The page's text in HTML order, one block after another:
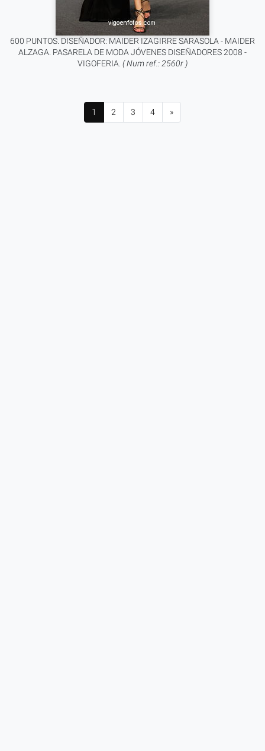
600 PUNTOS. DISEÑADOR: MAIDER IZAGIRRE SARASOLA - MAIDER
ALZAGA. PASARELA DE MODA JÓVENES DISEÑADORES 2008 -
VIGOFERIA. ( Num ref.: 2560r )
1 2 3 4 »